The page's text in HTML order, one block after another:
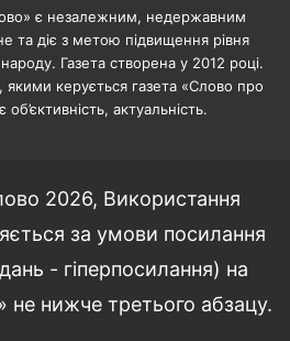
є незалежним, недержавним
та діє з метою підвищення рівня
Газета створена у 2012 році.
керується газета «Слово про
актуальність.
2026, Використання
за умови посилання
- гіперпосилання) на
нижче третього абзацу.